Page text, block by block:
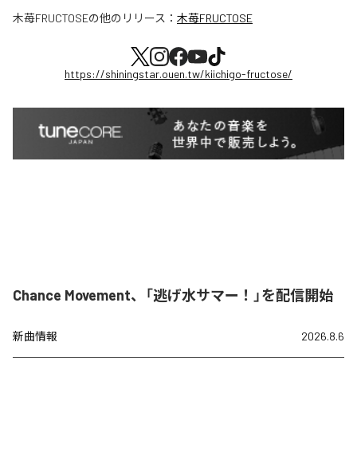
木苺FRUCTOSEの他のリリース： 木苺FRUCTOSE
https://shiningstar.ouen.tw/kiichigo-fructose/
Chance Movement、「逃げ水サマー！」を配信開始
新曲情報 2026.8.6